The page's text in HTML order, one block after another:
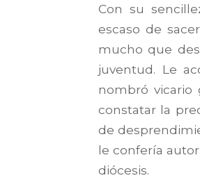
Con su
escaso de
mucho que
juventud. Le
nombró vicario
constatar la
de
le confería
diócesis.